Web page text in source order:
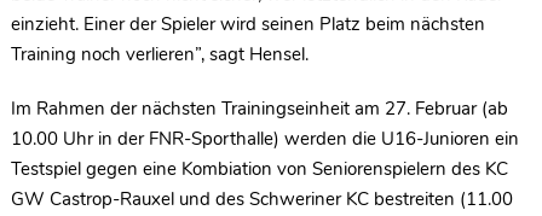
einzieht. Einer der Spieler wird seinen Platz beim nächsten
Training noch verlieren”, sagt Hensel.
Im Rahmen der nächsten Trainingseinheit am 27. Februar (ab
10.00 Uhr in der FNR-Sporthalle) werden die U16-Junioren ein
Testspiel gegen eine Kombiation von Seniorenspielern des KC
GW Castrop-Rauxel und des Schweriner KC bestreiten (11.00